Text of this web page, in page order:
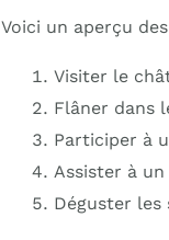
Voici un aperçu
Visiter le
Flâner dans
Participer à
Assister à
Déguster les